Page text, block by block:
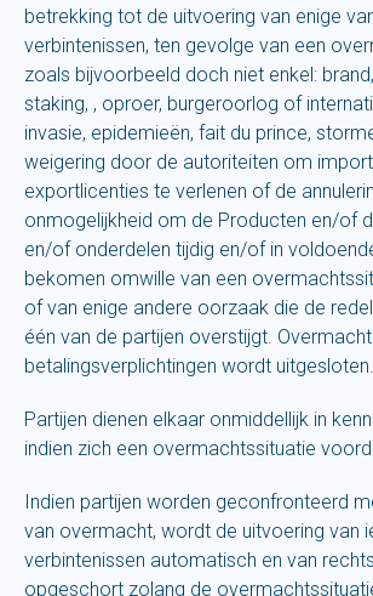
betrekking tot de uitvoering van enige
verbintenissen, ten gevolge van een
zoals bijvoorbeeld doch niet enkel:
staking, , oproer, burgeroorlog of
invasie, epidemieën, fait du prince,
weigering door de autoriteiten om
exportlicenties te verlenen of de
onmogelijkheid om de Producten en/of
en/of onderdelen tijdig en/of in
bekomen omwille van een
of van enige andere oorzaak die de
één van de partijen overstijgt.
betalingsverplichtingen wordt uitgesloten.
Partijen dienen elkaar onmiddellijk in
indien zich een overmachtssituatie
Indien partijen worden geconfronteerd
van overmacht, wordt de uitvoering van
verbintenissen automatisch en van
opgeschort zolang de